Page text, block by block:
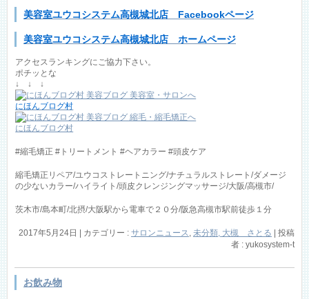
美容室ユウコシステム高槻城北店 Facebookページ
美容室ユウコシステム高槻城北店 ホームページ
アクセスランキングにご協力下さい。
ポチッとな
↓ ↓ ↓
にほんブログ村
にほんブログ村
#縮毛矯正 #トリートメント #ヘアカラー #頭皮ケア
縮毛矯正リペア/ユウコストレートニング/ナチュラルストレート/ダメージ
の少ないカラー/ハイライト/頭皮クレンジングマッサージ/大阪/高槻市/
茨木市/島本町/北摂/大阪駅から電車で２０分/阪急高槻市駅前徒歩１分
2017年5月24日 | カテゴリー : サロンニュース 未分類, 大槻 さとる | 投稿
者 : yukosystem-t
お飲み物